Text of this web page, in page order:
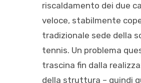
riscaldamento dei due
veloce, stabilmente
tradizionale sede della
tennis. Un problema
trascina fin dalla
della struttura – quindi